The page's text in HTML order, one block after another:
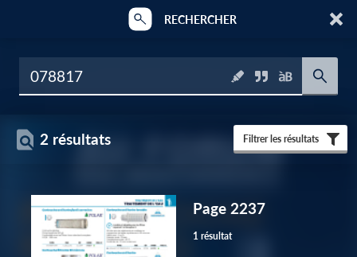
RECHERCHER
2 résultats Filtrer les résultats
Page 2237
1 résultat